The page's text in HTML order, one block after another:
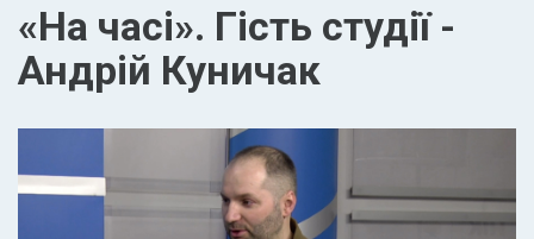
«На часі». Гість студії -
Андрій Куничак